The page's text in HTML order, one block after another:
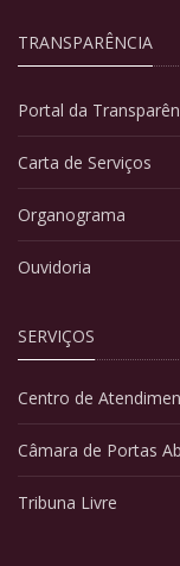
TRANSPARÊNCIA
Portal da
Carta de Serviços
Organograma
Ouvidoria
SERVIÇOS
Centro de
Câmara de Portas
Tribuna Livre